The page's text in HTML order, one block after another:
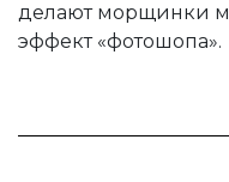
делают морщинки
эффект «фотошопа».